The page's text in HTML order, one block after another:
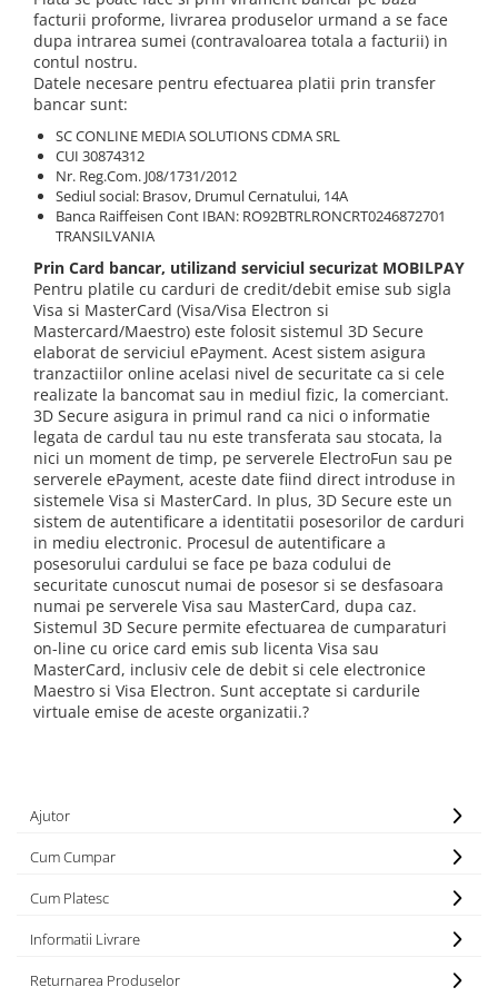
Cadouri barbati
Seturi cadou barbati
Seturi cadou barbati portofel si curea
Cadouri craciun barbati
Cadouri personalizate barbati
Cadouri copii
Caciuli copii
Cadouri copii bebelusi 0+
Lenjerii de pat Disney
Cadouri copii 1 an
Cadouri craciun copii
Colectia Disney
Sticlă pentru apa Personalizată
Sepci personalizate
Seturi cadou pentru copii KID's Collection
Lenjerii de pat pentru copii
Cadouri Cuplu
Fashion
Pijamale de CRACIUN
Pijamale de dama
Pijamale de barbati
Halate si capoate
Pijamale
Incaltaminte
Umbrele
Pijamale de copii
Cadouri ocazii speciale
Tricouri de craciun
Etichete scolare
Sepci personalizate
Bannere personalizate scoli si gradinite
Caserole personalizate sandwich
Saculeti personalizati
Sticla de apa personalizata
Agende si caiete personalizate
facturii proforme, livrarea produselor urmand a se face
dupa intrarea sumei (contravaloarea totala a facturii) in
contul nostru.
Datele necesare pentru efectuarea platii prin transfer
bancar sunt:
SC CONLINE MEDIA SOLUTIONS CDMA SRL
CUI 30874312
Nr. Reg.Com. J08/1731/2012
Sediul social: Brasov, Drumul Cernatului, 14A
Banca Raiffeisen Cont IBAN: RO92BTRLRONCRT0246872701
TRANSILVANIA
Prin Card bancar, utilizand serviciul securizat MOBILPAY
Pentru platile cu carduri de credit/debit emise sub sigla
Visa si MasterCard (Visa/Visa Electron si
Mastercard/Maestro) este folosit sistemul 3D Secure
elaborat de serviciul ePayment. Acest sistem asigura
tranzactiilor online acelasi nivel de securitate ca si cele
realizate la bancomat sau in mediul fizic, la comerciant.
3D Secure asigura in primul rand ca nici o informatie
legata de cardul tau nu este transferata sau stocata, la
nici un moment de timp, pe serverele ElectroFun sau pe
serverele ePayment, aceste date fiind direct introduse in
sistemele Visa si MasterCard. In plus, 3D Secure este un
sistem de autentificare a identitatii posesorilor de carduri
in mediu electronic. Procesul de autentificare a
posesorului cardului se face pe baza codului de
securitate cunoscut numai de posesor si se desfasoara
numai pe serverele Visa sau MasterCard, dupa caz.
Sistemul 3D Secure permite efectuarea de cumparaturi
on-line cu orice card emis sub licenta Visa sau
MasterCard, inclusiv cele de debit si cele electronice
Maestro si Visa Electron. Sunt acceptate si cardurile
virtuale emise de aceste organizatii.?
Ajutor
Cum Cumpar
Cum Platesc
Informatii Livrare
Returnarea Produselor